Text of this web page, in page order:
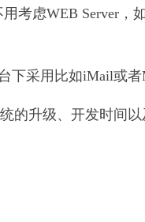
虑WEB Server，如
采用比如iMail或者
升级、开发时间以